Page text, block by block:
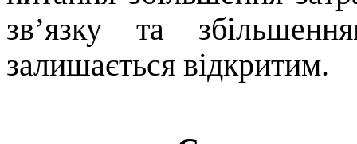
зв’язку
та
залишається відкритим.